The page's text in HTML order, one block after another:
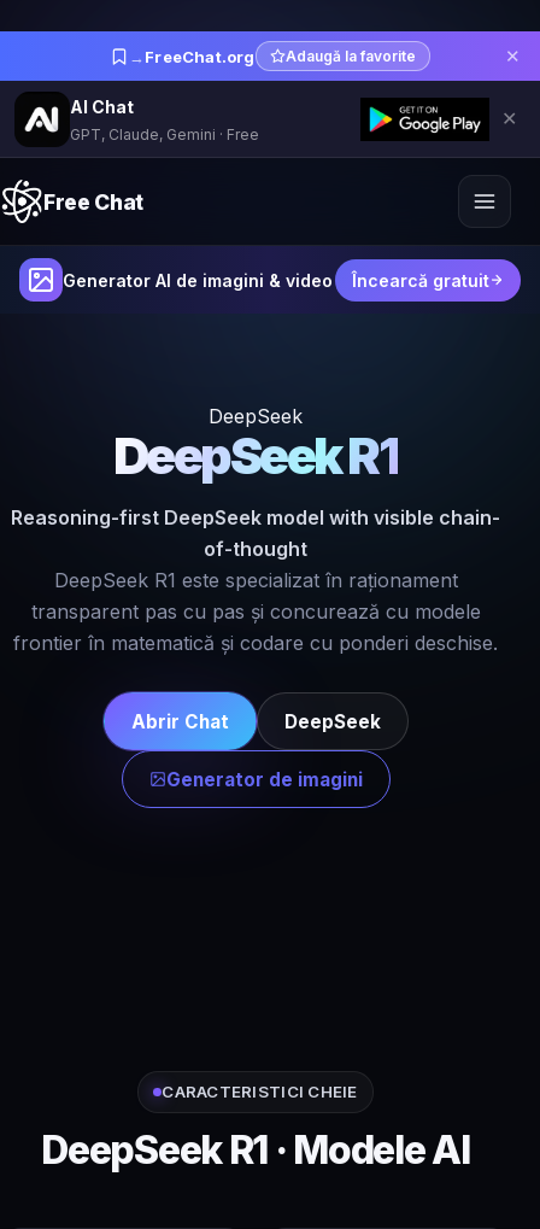
→ FreeChat.org Adaugă la favorite ✕
AI Chat
GPT, Claude, Gemini · Free
✕
Free Chat
Generator AI de imagini & video Încearcă gratuit
DeepSeek
DeepSeek R1
Reasoning-first DeepSeek model with visible chain-
of-thought
DeepSeek R1 este specializat în raționament
transparent pas cu pas și concurează cu modele
frontier în matematică și codare cu ponderi deschise.
Abrir Chat DeepSeek
Generator de imagini
CARACTERISTICI CHEIE
DeepSeek R1 · Modele AI